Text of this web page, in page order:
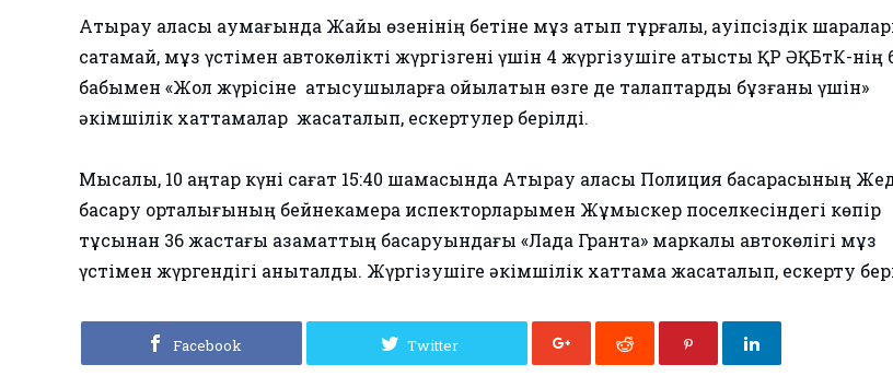
Атырау қаласы аумағында Жайық өзенінің бетіне мұз қатып тұрғалы, қауіпсіздік
сақтамай, мұз үстімен автокөлікті жүргізгені үшін 4 жүргізушіге қатысты ҚР ӘҚБтК-нің
бабымен «Жол жүрісіне қатысушыларға қойылатын өзге де талаптарды бұзғаны үшін»
әкімшілік хаттамалар жасақталып, ескертулер берілді.
Мысалы, 10 қаңтар күні сағат 15:40 шамасында Атырау қаласы Полиция басқарасының
басқару орталығының бейнекамера испекторларымен Жұмыскер поселкесіндегі көпір
тұсынан 36 жастағы азаматтың басқаруындағы «Лада Гранта» маркалы автокөлігі мұз
үстімен жүргендігі анықталды. Жүргізушіге әкімшілік хаттама жасақталып, ескерту
Facebook Twitter